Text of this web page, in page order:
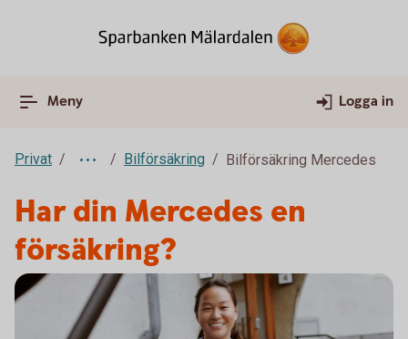
Meny Logga in
Privat Bilförsäkring Bilförsäkring Mercedes
Har din Mercedes en
försäkring?